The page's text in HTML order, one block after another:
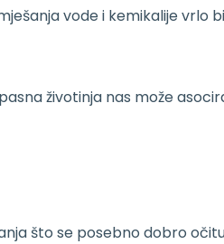
vode i kemikalije vrlo
životinja nas može
što se posebno dobro